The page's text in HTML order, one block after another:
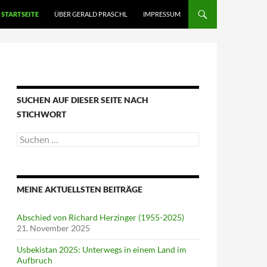
STARTSEITE ÜBER GERALD PRASCHL IMPRESSUM
SUCHEN AUF DIESER SEITE NACH
STICHWORT
Suche
nach:
MEINE AKTUELLSTEN BEITRÄGE
Abschied von Richard Herzinger (1955-2025)
21. November 2025
Usbekistan 2025: Unterwegs in einem Land im
Aufbruch